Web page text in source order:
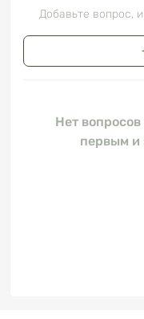
Добавьте вопрос,
Нет вопросов
первым и